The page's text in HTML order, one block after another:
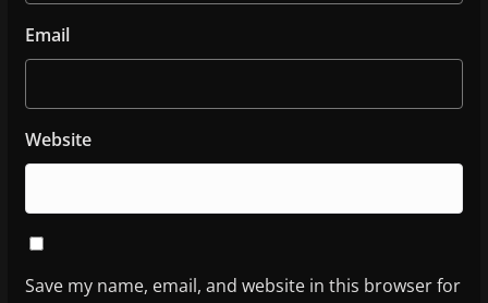
Email
Website
Save my name, email, and website in this browser for